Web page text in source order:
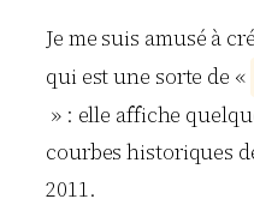
Je me suis amusé à
qui est une sorte de «
» : elle affiche
courbes historiques
2011.